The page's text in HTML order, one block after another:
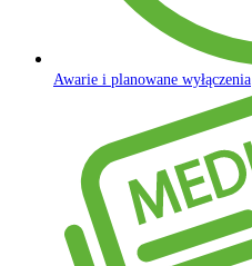
Awarie i planowane wyłączenia